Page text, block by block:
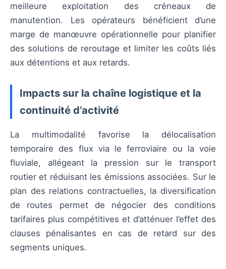
meilleure exploitation des créneaux de
manutention. Les opérateurs bénéficient d’une
marge de manœuvre opérationnelle pour planifier
des solutions de reroutage et limiter les coûts liés
aux détentions et aux retards.
Impacts sur la chaîne logistique et la
continuité d’activité
La multimodalité favorise la délocalisation
temporaire des flux via le ferroviaire ou la voie
fluviale, allégeant la pression sur le transport
routier et réduisant les émissions associées. Sur le
plan des relations contractuelles, la diversification
de routes permet de négocier des conditions
tarifaires plus compétitives et d’atténuer l’effet des
clauses pénalisantes en cas de retard sur des
segments uniques.